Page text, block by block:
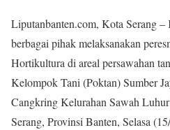
Liputanbanten.com, Kota Serang –
berbagai pihak melaksanakan
Hortikultura di areal persawahan
Kelompok Tani (Poktan) Sumber
Cangkring Kelurahan Sawah
Serang, Provinsi Banten, Selasa